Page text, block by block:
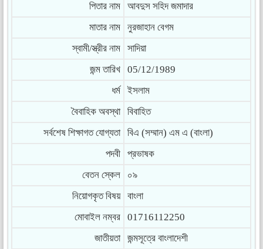
পিতার নাম
আবদুস সহিদ জমাদার
মাতার নাম
নুরজাহান বেগম
স্বামী/স্ত্রীর নাম
সাদিয়া
জন্ম তারিখ
05/12/1989
ধর্ম
ইসলাম
বৈবাহিক অবস্থা
বিবাহিত
সর্বশেষ শিক্ষাগত যোগ্যতা
বিএ (সম্মান) এম এ (বাংলা)
পদবী
প্রভাষক
বেতন স্কেল
০৯
নিয়োগকৃত বিষয়
বাংলা
মোবাইল নম্বর
01716112250
জাতীয়তা
জন্মসূত্রে বাংলাদেশী